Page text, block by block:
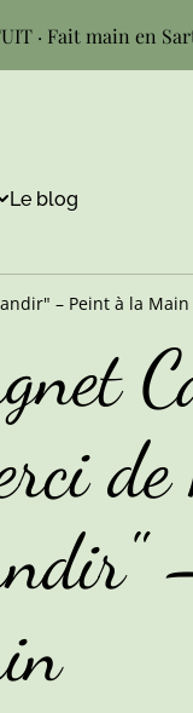
· Fait main en
Le blog
– Peint à la Main